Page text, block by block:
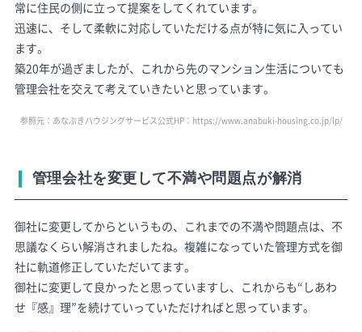
常に住民の側に立って提案をしてくれています。
迅速に、そして柔軟に対応していただける点が特に気に入ってい
ます。
築20年が過ぎましたが、これから先のマンション生活についても
管理会社を交えて考えていきたいと思っています。
参照元：あなぶきハウジングサービス公式HP： https://www.anabuki-housing.co.jp/lp/
管理会社を変更して不満や問題点が解消
御社に変更してからというもの、これまでの不満や問題点は、不
思議なくらい解消されましたね。複雑になっていた管理方式を御
社に軌道修正していただいてます。
御社に変更して良かったと思っていますし、これからも“しあわ
せ『感』理”を続けていっていただければと思っています。